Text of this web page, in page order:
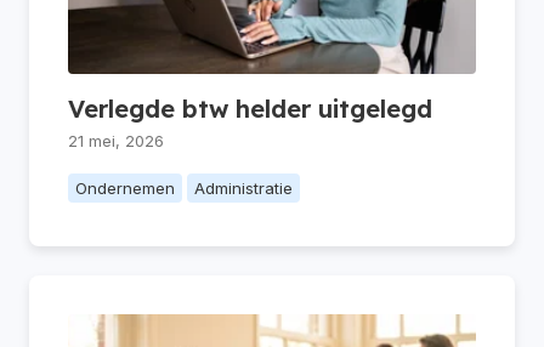
Verlegde btw helder uitgelegd
21 mei, 2026
Ondernemen Administratie